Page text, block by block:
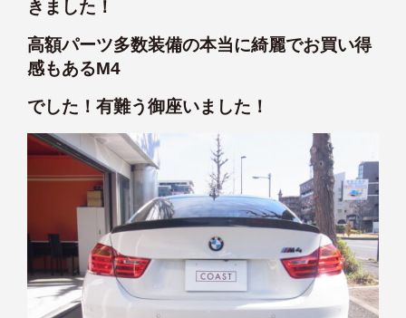
きました！
高額パーツ多数装備の本当に綺麗でお買い得
感もあるM4
でした！有難う御座いました！